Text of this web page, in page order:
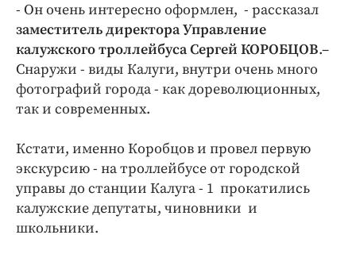
Блоги
Издания
Медиаперсона
Интересное чтиво
Бренд года
Работодатель года
- Он очень интересно оформлен, - рассказал
заместитель директора Управление
калужского троллейбуса Сергей КОРОБЦОВ.–
Снаружи - виды Калуги, внутри очень много
фотографий города - как дореволюционных,
так и современных.
Кстати, именно Коробцов и провел первую
экскурсию - на троллейбусе от городской
управы до станции Калуга - 1 прокатились
калужские депутаты, чиновники и
школьники.